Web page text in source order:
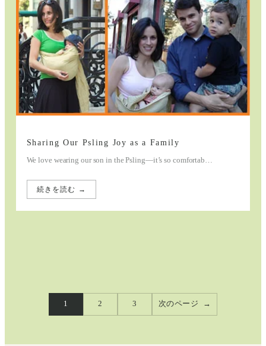
Baby
Sling
I’ve
Used
Sharing Our Psling Joy as a Family
We love wearing our son in the Psling—it’s so comfortab…
続きを読む →
:
Our
1 2 3 次のページ →